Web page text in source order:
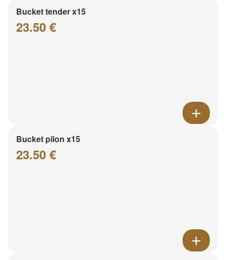
Bucket tender x15
23.50 €
Bucket pilon x15
23.50 €